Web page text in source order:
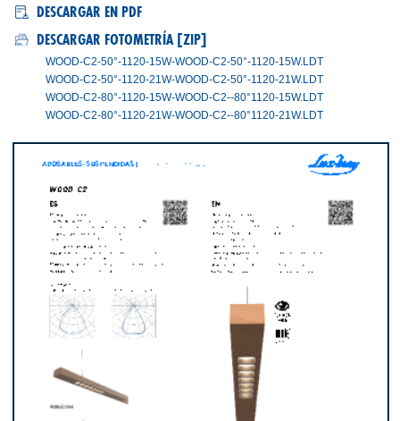
DESCARGAR EN PDF
DESCARGAR FOTOMETRÍA [ZIP]
WOOD-C2-50°-1120-15W-WOOD-C2-50°-1120-15W.LDT
WOOD-C2-50°-1120-21W-WOOD-C2-50°-1120-21W.LDT
WOOD-C2-80°-1120-15W-WOOD-C2--80°1120-15W.LDT
WOOD-C2-80°-1120-21W-WOOD-C2--80°1120-21W.LDT